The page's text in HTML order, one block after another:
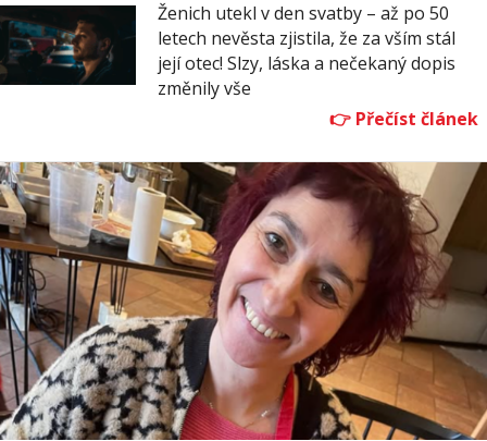
Ženich utekl v den svatby – až po 50
letech nevěsta zjistila, že za vším stál
její otec! Slzy, láska a nečekaný dopis
změnily vše